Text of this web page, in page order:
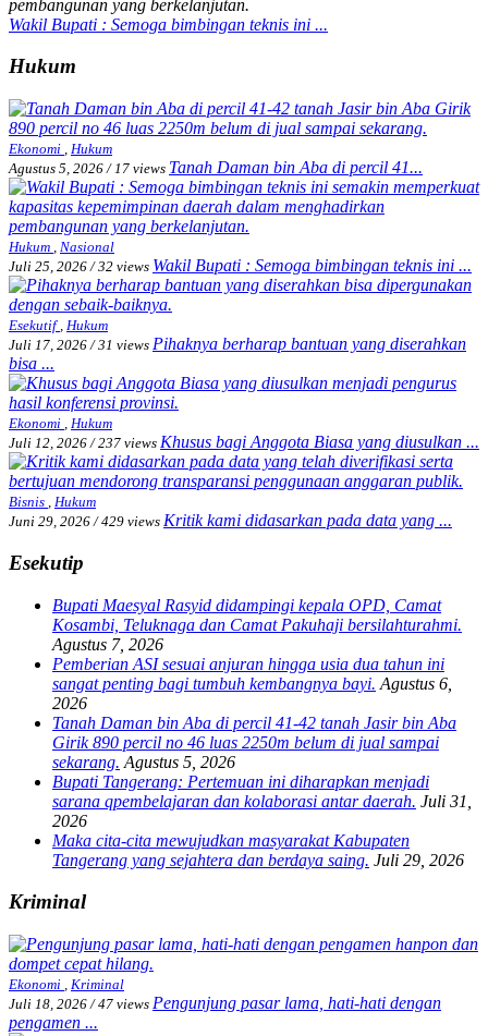
Wakil Bupati : Semoga bimbingan teknis ini ...
Hukum
Ekonomi , Hukum
Agustus 5, 2026 / 17 views Tanah Daman bin Aba di percil 41...
Hukum , Nasional
Juli 25, 2026 / 32 views Wakil Bupati : Semoga bimbingan teknis ini ...
Esekutif , Hukum
Juli 17, 2026 / 31 views Pihaknya berharap bantuan yang diserahkan
bisa ...
Ekonomi , Hukum
Juli 12, 2026 / 237 views Khusus bagi Anggota Biasa yang diusulkan ...
Bisnis , Hukum
Juni 29, 2026 / 429 views Kritik kami didasarkan pada data yang ...
Esekutip
Bupati Maesyal Rasyid didampingi kepala OPD, Camat
Kosambi, Teluknaga dan Camat Pakuhaji bersilahturahmi.
Agustus 7, 2026
Pemberian ASI sesuai anjuran hingga usia dua tahun ini
sangat penting bagi tumbuh kembangnya bayi. Agustus 6,
2026
Tanah Daman bin Aba di percil 41-42 tanah Jasir bin Aba
Girik 890 percil no 46 luas 2250m belum di jual sampai
sekarang. Agustus 5, 2026
Bupati Tangerang: Pertemuan ini diharapkan menjadi
sarana qpembelajaran dan kolaborasi antar daerah. Juli 31,
2026
Maka cita-cita mewujudkan masyarakat Kabupaten
Tangerang yang sejahtera dan berdaya saing. Juli 29, 2026
Kriminal
Ekonomi
Kriminal
Juli 18, 2026 / 47 views Pengunjung pasar lama, hati-hati dengan
pengamen ...